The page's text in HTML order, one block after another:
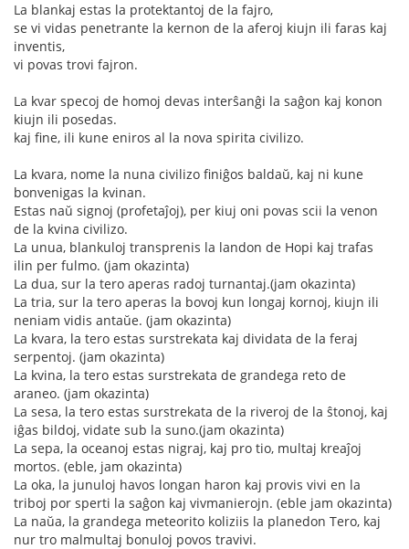
La blankaj estas la protektantoj de la fajro,
se vi vidas penetrante la kernon de la aferoj kiujn ili faras kaj
inventis,
vi povas trovi fajron.
La kvar specoj de homoj devas interŝanĝi la saĝon kaj konon
kiujn ili posedas.
kaj fine, ili kune eniros al la nova spirita civilizo.
La kvara, nome la nuna civilizo finiĝos baldaŭ, kaj ni kune
bonvenigas la kvinan.
Estas naŭ signoj (profetaĵoj), per kiuj oni povas scii la venon
de la kvina civilizo.
La unua, blankuloj transprenis la landon de Hopi kaj trafas
ilin per fulmo. (jam okazinta)
La dua, sur la tero aperas radoj turnantaj.(jam okazinta)
La tria, sur la tero aperas la bovoj kun longaj kornoj, kiujn ili
neniam vidis antaŭe. (jam okazinta)
La kvara, la tero estas surstrekata kaj dividata de la feraj
serpentoj. (jam okazinta)
La kvina, la tero estas surstrekata de grandega reto de
araneo. (jam okazinta)
La sesa, la tero estas surstrekata de la riveroj de la ŝtonoj, kaj
iĝas bildoj, vidate sub la suno.(jam okazinta)
La sepa, la oceanoj estas nigraj, kaj pro tio, multaj kreaĵoj
mortos. (eble, jam okazinta)
La oka, la junuloj havos longan haron kaj provis vivi en la
triboj por sperti la saĝon kaj vivmanierojn. (eble jam okazinta)
La naŭa, la grandega meteorito koliziis la planedon Tero, kaj
nur tro malmultaj bonuloj povos travivi.